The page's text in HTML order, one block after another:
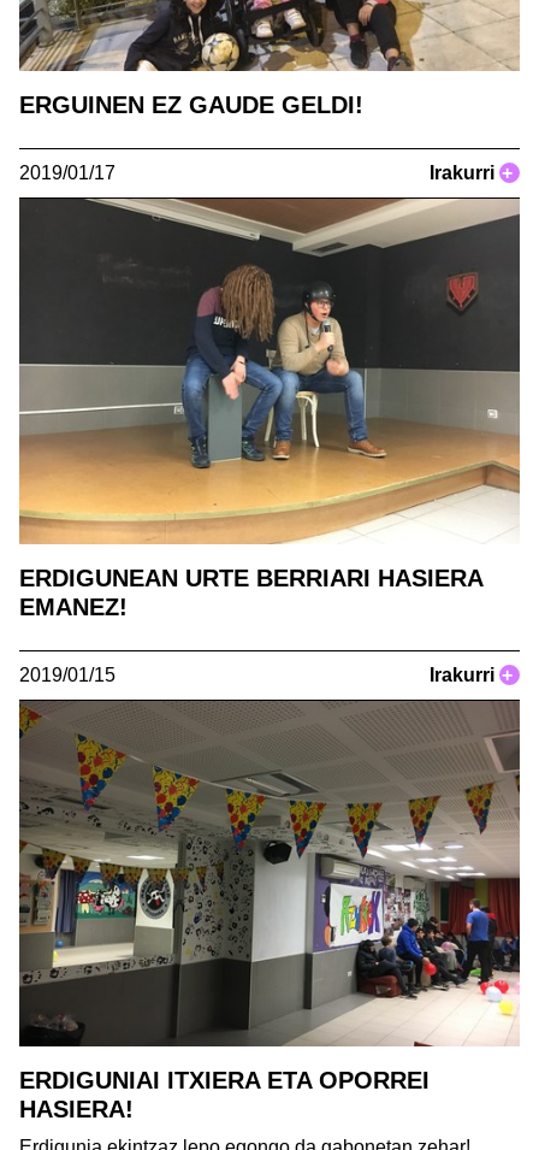
ERGUINEN EZ GAUDE GELDI!
2019/01/17 Irakurri +
ERDIGUNEAN URTE BERRIARI HASIERA
EMANEZ!
2019/01/15 Irakurri +
ERDIGUNIAI ITXIERA ETA OPORREI
HASIERA!